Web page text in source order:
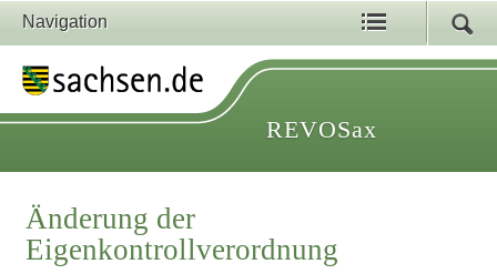
Navigation
REVOSax
Änderung der
Eigenkontrollverordnung